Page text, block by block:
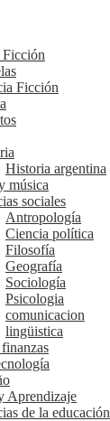
Ficción
Historia argentina
música
sociales
Antropología
Ciencia política
Filosofía
Geografía
Sociología
Psicologia
comunicacion
lingüistica
Aprendizaje
de la educación